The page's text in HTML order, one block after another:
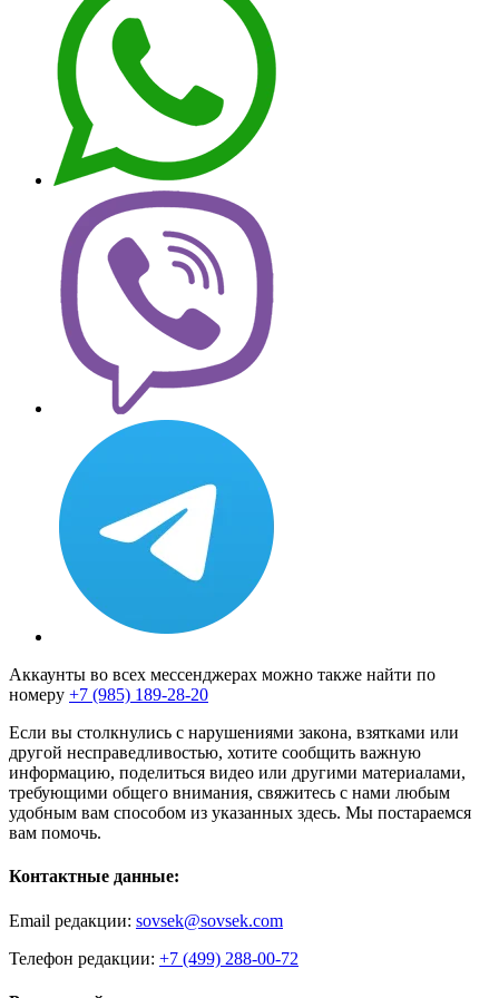
Аккаунты во всех мессенджерах можно также найти по
номеру +7 (985) 189-28-20
Если вы столкнулись с нарушениями закона, взятками или
другой несправедливостью, хотите сообщить важную
информацию, поделиться видео или другими материалами,
требующими общего внимания, свяжитесь с нами любым
удобным вам способом из указанных здесь. Мы постараемся
вам помочь.
Контактные данные:
Email редакции: sovsek@sovsek.com
Телефон редакции: +7 (499) 288-00-72